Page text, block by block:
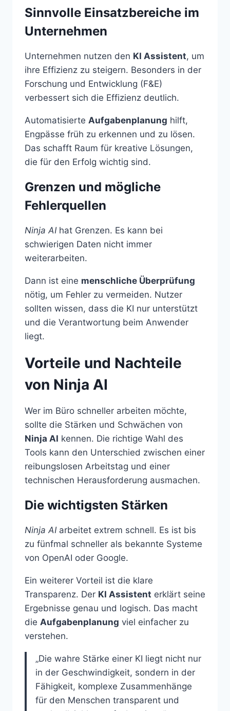
Sinnvolle Einsatzbereiche im
Unternehmen
Unternehmen nutzen den KI Assistent, um
ihre Effizienz zu steigern. Besonders in der
Forschung und Entwicklung (F&E)
verbessert sich die Effizienz deutlich.
Automatisierte Aufgabenplanung hilft,
Engpässe früh zu erkennen und zu lösen.
Das schafft Raum für kreative Lösungen,
die für den Erfolg wichtig sind.
Grenzen und mögliche
Fehlerquellen
Ninja AIhat Grenzen. Es kann bei
schwierigen Daten nicht immer
weiterarbeiten.
Dann ist eine menschliche Überprüfung
nötig, um Fehler zu vermeiden. Nutzer
sollten wissen, dass die KI nur unterstützt
und die Verantwortung beim Anwender
liegt.
Vorteile und Nachteile
von Ninja AI
Wer im Büro schneller arbeiten möchte,
sollte die Stärken und Schwächen von
Ninja AI kennen. Die richtige Wahl des
Tools kann den Unterschied zwischen einer
reibungslosen Arbeitstag und einer
technischen Herausforderung ausmachen.
Die wichtigsten Stärken
Ninja AIarbeitet extrem schnell. Es ist bis
zu fünfmal schneller als bekannte Systeme
von OpenAI oder Google.
Ein weiterer Vorteil ist die klare
Transparenz. Der KI Assistent erklärt seine
Ergebnisse genau und logisch. Das macht
die Aufgabenplanung viel einfacher zu
verstehen.
„Die wahre Stärke einer KI liegt nicht nur
in der Geschwindigkeit, sondern in der
Fähigkeit, komplexe Zusammenhänge
für den Menschen transparent und